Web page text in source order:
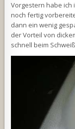
Vorgestern habe
noch fertig
dann ein wenig
der Vorteil von
schnell beim